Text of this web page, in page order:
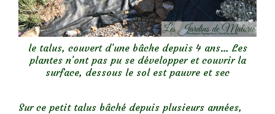
le talus, couvert d’une bâche depuis 4 ans… Les
plantes n’ont pas pu se développer et couvrir la
surface, dessous le sol est pauvre et sec
Sur ce petit talus bâché depuis plusieurs années,